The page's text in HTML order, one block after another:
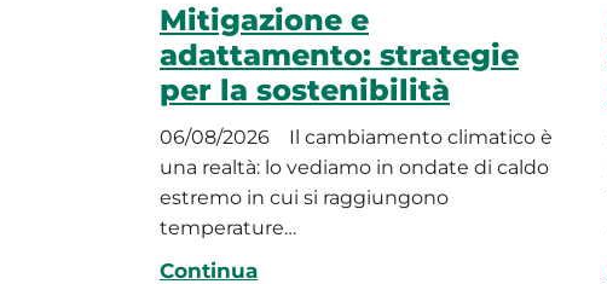
Mitigazione e
adattamento: strategie
per la sostenibilità
06/08/2026
Il cambiamento climatico è
una realtà: lo vediamo in ondate di caldo
estremo in cui si raggiungono
temperature…
Continua